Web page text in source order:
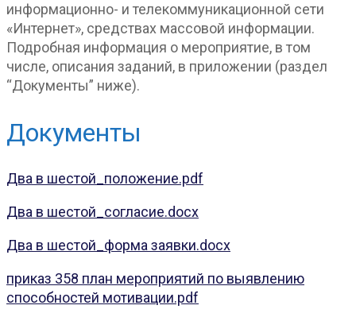
информационно- и телекоммуникационной сети
«Интернет», средствах массовой информации.
Подробная информация о мероприятие, в том
числе, описания заданий, в приложении (раздел
“Документы” ниже).
Документы
Два в шестой_положение.pdf
Два в шестой_согласие.docx
Два в шестой_форма заявки.docx
приказ 358 план мероприятий по выявлению
способностей мотивации.pdf